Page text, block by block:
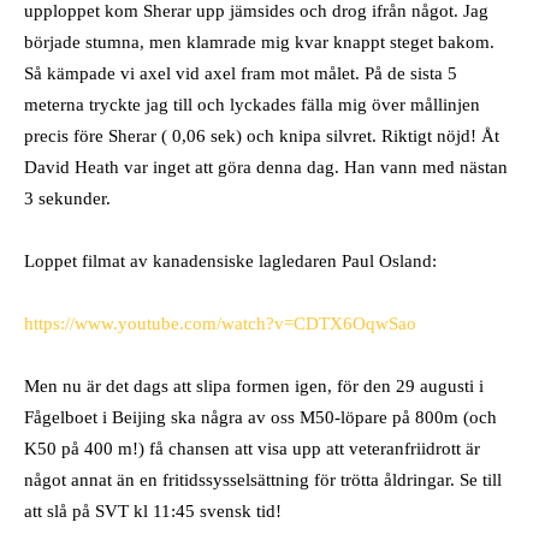
upploppet kom Sherar upp jämsides och drog ifrån något. Jag
började stumna, men klamrade mig kvar knappt steget bakom.
Så kämpade vi axel vid axel fram mot målet. På de sista 5
meterna tryckte jag till och lyckades fälla mig över mållinjen
precis före Sherar ( 0,06 sek) och knipa silvret. Riktigt nöjd! Åt
David Heath var inget att göra denna dag. Han vann med nästan
3 sekunder.
Loppet filmat av kanadensiske lagledaren Paul Osland:
https://www.youtube.com/watch?v=CDTX6OqwSao
Men nu är det dags att slipa formen igen, för den 29 augusti i
Fågelboet i Beijing ska några av oss M50-löpare på 800m (och
K50 på 400 m!) få chansen att visa upp att veteranfriidrott är
något annat än en fritidssysselsättning för trötta åldringar. Se till
att slå på SVT kl 11:45 svensk tid!